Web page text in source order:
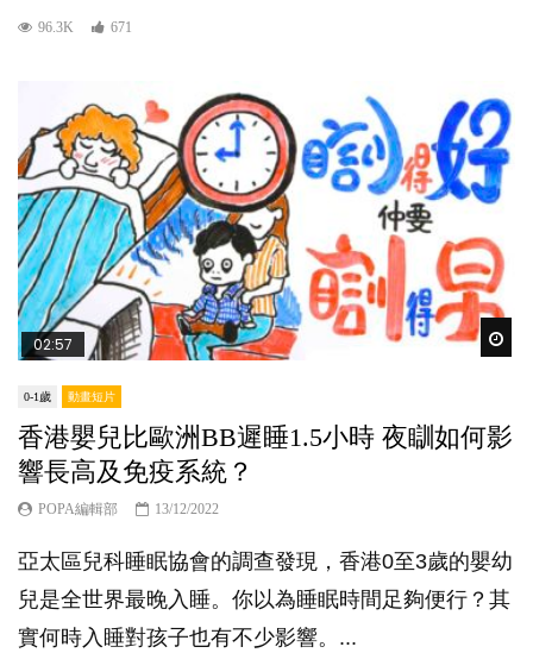
96.3K 671
02:57
0-1歲 動畫短片
香港嬰兒比歐洲BB遲睡1.5小時 夜瞓如何影
響長高及免疫系統？
POPA編輯部 13/12/2022
亞太區兒科睡眠協會的調查發現，香港0至3歲的嬰幼
兒是全世界最晚入睡。你以為睡眠時間足夠便行？其
實何時入睡對孩子也有不少影響。...